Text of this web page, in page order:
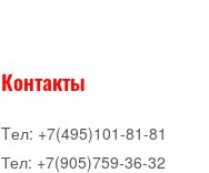
Контакты
Tел: +7(495)101-81-81
Тел: +7(905)759-36-32